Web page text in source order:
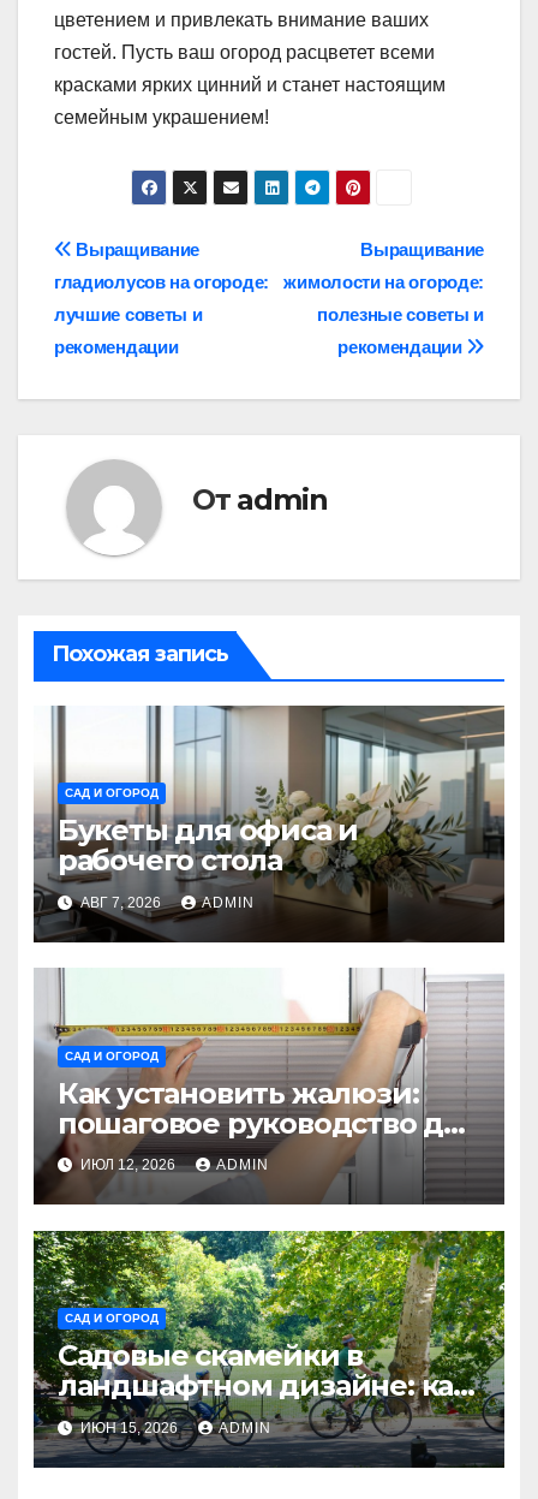
цветением и привлекать внимание ваших
гостей. Пусть ваш огород расцветет всеми
красками ярких цинний и станет настоящим
семейным украшением!
Навигация
по
записям
Выращивание
жимолости на огороде:
полезные советы и
рекомендации
Выращивание
гладиолусов на огороде:
лучшие советы и
рекомендации
От admin
Похожая запись
САД И ОГОРОД
Букеты для офиса и
рабочего стола
АВГ 7, 2026 ADMIN
САД И ОГОРОД
Как установить жалюзи:
пошаговое руководство для
начинающих
ИЮЛ 12, 2026 ADMIN
САД И ОГОРОД
Садовые скамейки в
ландшафтном дизайне: как
украсить территорию
Madmetal.ru и создать зону
отдыха
ИЮН 15, 2026 ADMIN